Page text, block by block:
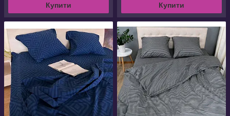
Купити Купити